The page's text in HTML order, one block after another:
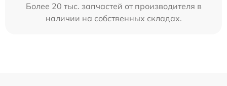
Более 20 тыс. запчастей от производителя в
наличии на собственных складах.